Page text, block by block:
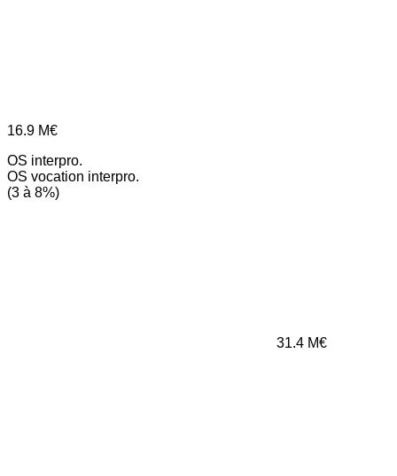
16.9 M€
OS interpro.
OS vocation interpro.
(3 à 8%)
31.4 M€